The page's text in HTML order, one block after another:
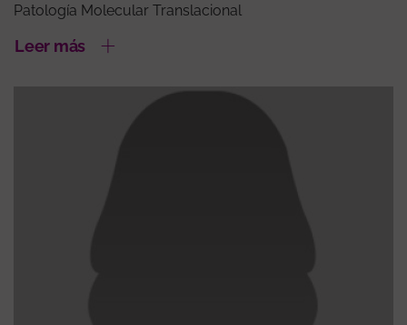
Patología Molecular Translacional
Leer más